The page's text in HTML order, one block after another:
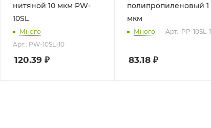
нитяной 10 мкм PW-
10SL
Много
Арт.: PW-10SL-10
120.39 ₽
полипропиленовый 1
мкм
Много Арт.: PP-10SL-1
83.18₽